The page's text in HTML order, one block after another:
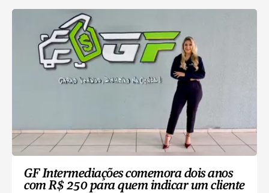
GF Intermediações comemora dois anos
com R$ 250 para quem indicar um cliente